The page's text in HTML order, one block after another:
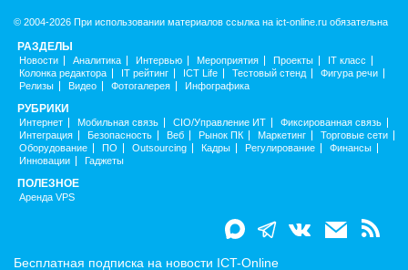
© 2004-2026 При использовании материалов ссылка на ict-online.ru обязательна
РАЗДЕЛЫ
Новости Аналитика Интервью Мероприятия Проекты
IT класс
Колонка редактора
IT рейтинг ICT Life Тестовый стенд
Фигура речи
Релизы
Видео Фотогалерея Инфографика
РУБРИКИ
Интернет Мобильная связь CIO/Управление ИТ
Фиксированная связь
Интеграция
Безопасность Веб Рынок ПК Маркетинг
Торговые сети
Оборудование
ПО Outsourcing Кадры Регулирование
Финансы
Инновации
Гаджеты
ПОЛЕЗНОЕ
Аренда VPS
Бесплатная подписка на новости ICT-Online